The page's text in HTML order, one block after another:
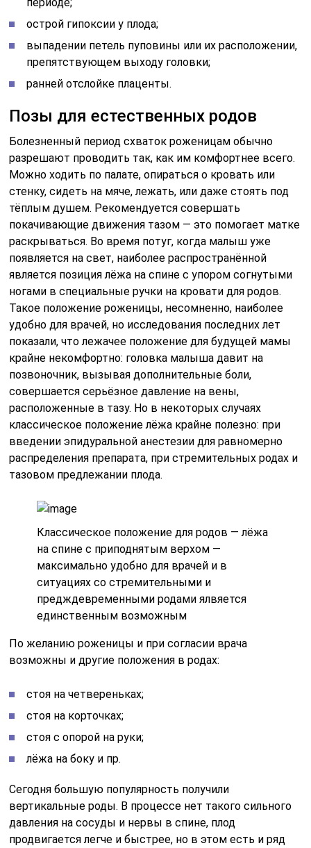
острой гипоксии у плода;
выпадении петель пуповины или их расположении,
препятствующем выходу головки;
ранней отслойке плаценты.
Позы для естественных родов
Болезненный период схваток роженицам обычно
разрешают проводить так, как им комфортнее всего.
Можно ходить по палате, опираться о кровать или
стенку, сидеть на мяче, лежать, или даже стоять под
тёплым душем. Рекомендуется совершать
покачивающие движения тазом — это помогает матке
раскрываться. Во время потуг, когда малыш уже
появляется на свет, наиболее распространённой
является позиция лёжа на спине с упором согнутыми
ногами в специальные ручки на кровати для родов.
Такое положение роженицы, несомненно, наиболее
удобно для врачей, но исследования последних лет
показали, что лежачее положение для будущей мамы
крайне некомфортно: головка малыша давит на
позвоночник, вызывая дополнительные боли,
совершается серьёзное давление на вены,
расположенные в тазу. Но в некоторых случаях
классическое положение лёжа крайне полезно: при
введении эпидуральной анестезии для равномерно
распределения препарата, при стремительных родах и
тазовом предлежании плода.
Классическое положение для родов — лёжа
на спине с приподнятым верхом —
максимально удобно для врачей и в
ситуациях со стремительными и
предждевременными родами ялвяется
единственным возможным
По желанию роженицы и при согласии врача
возможны и другие положения в родах:
стоя на четвереньках;
стоя на корточках;
стоя с опорой на руки;
лёжа на боку и пр.
Сегодня большую популярность получили
вертикальные роды. В процессе нет такого сильного
давления на сосуды и нервы в спине, плод
продвигается легче и быстрее, но в этом есть и ряд